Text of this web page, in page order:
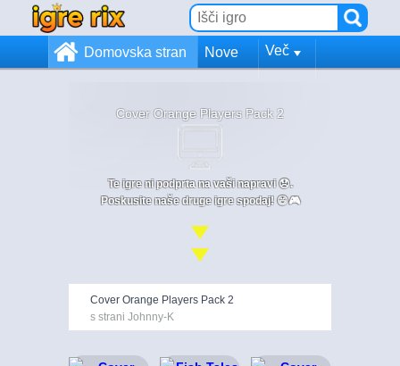
Domovska stran Nove Več
Cover Orange Players Pack 2
Te igre ni podprta na vaši napravi 😞.
Poskusite naše druge igre spodaj! 😄🎮
Cover Orange Players Pack 2
s strani Johnny-K